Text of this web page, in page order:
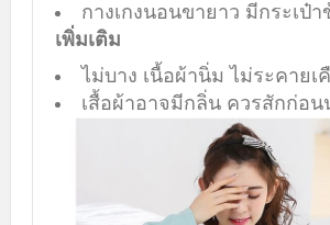
กางเกงนอนขายาว มีกระเป๋า
เพิ่มเติม
ไม่บาง เนื้อผ้านิ่ม ไม่ระคายเ
เสื้อผ้าอาจมีกลิ่น ควรสักก่อ